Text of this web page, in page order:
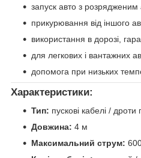
запуск авто з
прикурювання від іншого
використання в дорозі,
для легкових і вантажних
допомога при низьких
Характеристики:
Тип: пускові кабелі /
Довжина: 4 м
Максимальний струм: